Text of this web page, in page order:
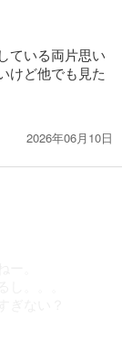
ている両片思い
けど他でも見た
2026年06月10日